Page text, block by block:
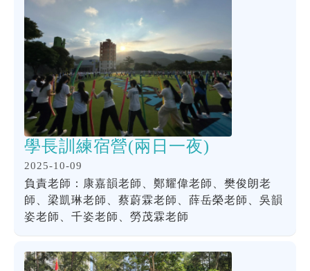
學長訓練宿營(兩日一夜)
2025-10-09
負責老師：康嘉韻老師、鄭耀偉老師、樊俊朗老
師、梁凱琳老師、蔡蔚霖老師、薛岳榮老師、吳韻
姿老師、千姿老師、勞茂霖老師